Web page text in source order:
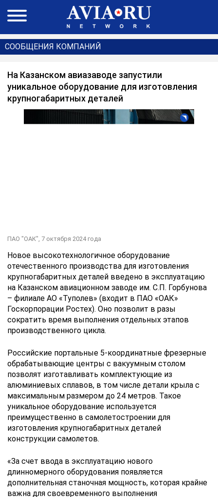
СООБЩЕНИЯ КОМПАНИЙ
На Казанском авиазаводе запустили
уникальное оборудование для изготовления
крупногабаритных деталей
ПАО "ОАК", 7 октября 2024 года
Новое высокотехнологичное оборудование
отечественного производства для изготовления
крупногабаритных деталей введено в эксплуатацию
на Казанском авиационном заводе им. С.П. Горбунова
– филиале АО «Туполев» (входит в ПАО «ОАК»
Госкорпорации Ростех). Оно позволит в разы
сократить время выполнения отдельных этапов
производственного цикла.
Российские портальные 5-координатные фрезерные
обрабатывающие центры с вакуумным столом
позволят изготавливать комплектующие из
алюминиевых сплавов, в том числе детали крыла с
максимальным размером до 24 метров. Такое
уникальное оборудование используется
преимущественно в самолетостроении для
изготовления крупногабаритных деталей
конструкции самолетов.
«За счет ввода в эксплуатацию нового
длинномерного оборудования появляется
дополнительная станочная мощность, которая крайне
важна для своевременного выполнения